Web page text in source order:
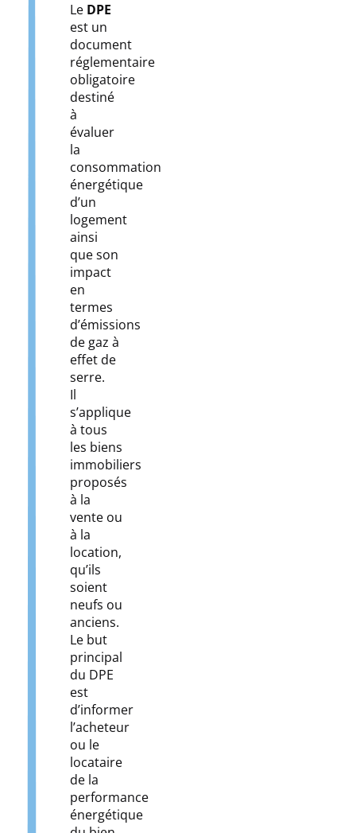
Le DPE
est un
document
réglementaire
obligatoire
destiné
à
évaluer
la
consommation
énergétique
d’un
logement
ainsi
que son
impact
en
termes
d’émissions
de gaz à
effet de
serre.
Il
s’applique
à tous
les biens
immobiliers
proposés
à la
vente ou
à la
location,
qu’ils
soient
neufs ou
anciens.
Le but
principal
du DPE
est
d’informer
l’acheteur
ou le
locataire
de la
performance
énergétique